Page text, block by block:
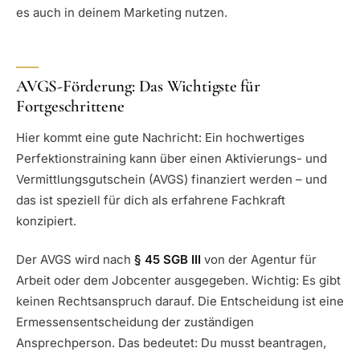
es auch in deinem Marketing nutzen.
AVGS-Förderung: Das Wichtigste für
Fortgeschrittene
Hier kommt eine gute Nachricht: Ein hochwertiges
Perfektionstraining kann über einen Aktivierungs- und
Vermittlungsgutschein (AVGS) finanziert werden – und
das ist speziell für dich als erfahrene Fachkraft
konzipiert.
Der AVGS wird nach § 45 SGB III von der Agentur für
Arbeit oder dem Jobcenter ausgegeben. Wichtig: Es gibt
keinen Rechtsanspruch darauf. Die Entscheidung ist eine
Ermessensentscheidung der zuständigen
Ansprechperson. Das bedeutet: Du musst beantragen,